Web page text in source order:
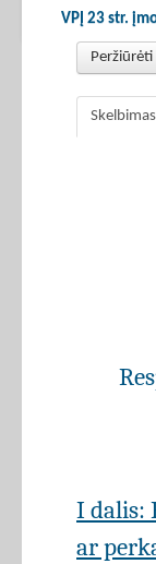
VPĮ 23 str.
I dalis:
ar